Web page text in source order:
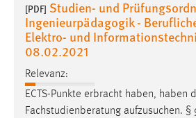
verlängert werden,
[PDF] Studien- und
Ingenieurpädagogik -
Elektro- und
08.02.2021